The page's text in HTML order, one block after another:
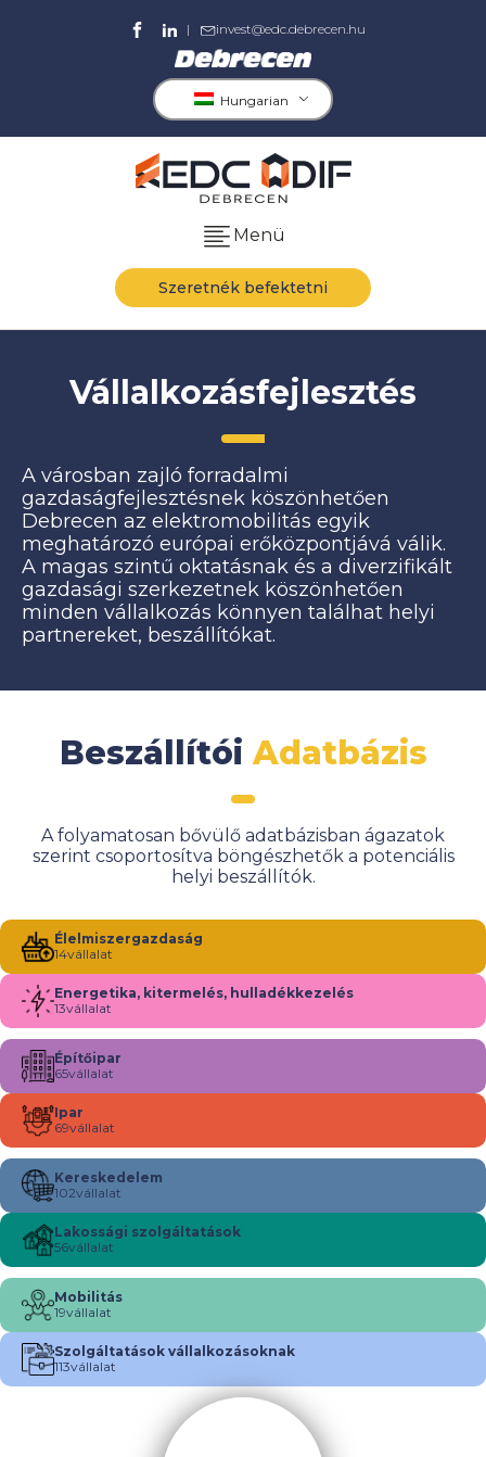
| invest@edc.debrecen.hu
Hungarian
Menü
Szeretnék befektetni
Vállalkozásfejlesztés
A városban zajló forradalmi
gazdaságfejlesztésnek köszönhetően
Debrecen az elektromobilitás egyik
meghatározó európai erőközpontjává válik.
A magas szintű oktatásnak és a diverzifikált
gazdasági szerkezetnek köszönhetően
minden vállalkozás könnyen találhat helyi
partnereket, beszállítókat.
BeszállítóiAdatbázis
A folyamatosan bővülő adatbázisban ágazatok
szerint csoportosítva böngészhetők a potenciális
helyi beszállítók.
Élelmiszergazdaság
14vállalat
Energetika, kitermelés, hulladékkezelés
13vállalat
Építőipar
65vállalat
Ipar
69vállalat
Kereskedelem
102vállalat
Lakossági szolgáltatások
56vállalat
Mobilitás
19vállalat
Szolgáltatások vállalkozásoknak
113vállalat